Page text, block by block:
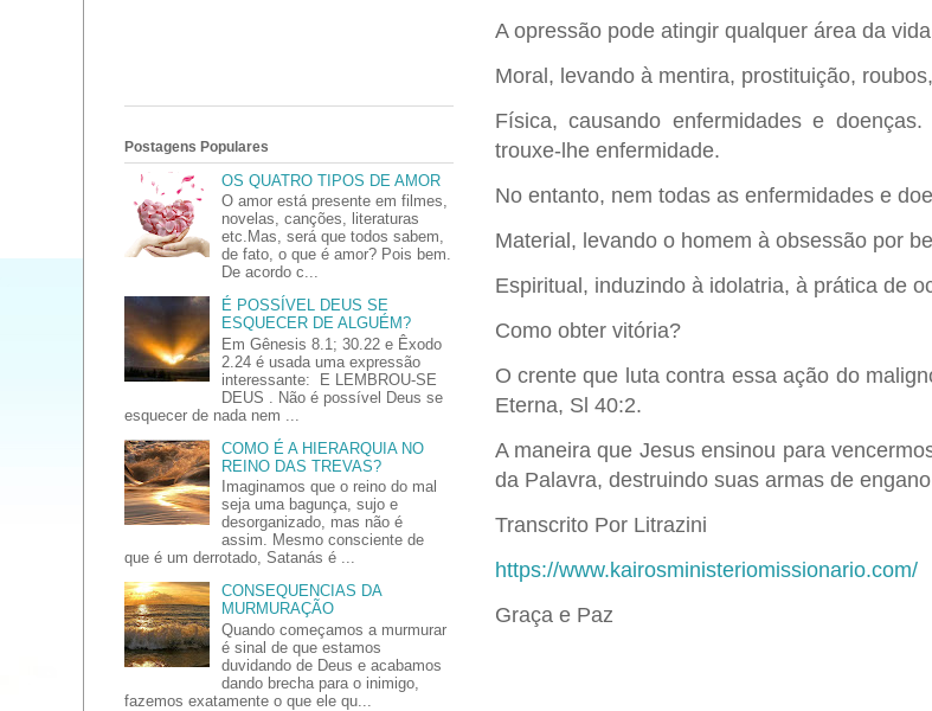
A opressão pode atingir qualquer área da
Moral, levando à mentira, prostituição,
Física, causando enfermidades e
trouxe-lhe enfermidade.
No entanto, nem todas as enfermidades e
Material, levando o homem à obsessão por
Espiritual, induzindo à idolatria, à prática de
Como obter vitória?
O crente que luta contra essa ação do
Eterna, Sl 40:2.
A maneira que Jesus ensinou para
da Palavra, destruindo suas armas de
Transcrito Por Litrazini
https://www.kairosministeriomissionario.com/
Graça e Paz
Postagens Populares
OS QUATRO TIPOS DE AMOR
O amor está presente em filmes,
novelas, canções, literaturas
etc.Mas, será que todos sabem,
de fato, o que é amor? Pois bem.
De acordo c...
É POSSÍVEL DEUS SE
ESQUECER DE ALGUÉM?
Em Gênesis 8.1; 30.22 e Êxodo
2.24 é usada uma expressão
interessante: E LEMBROU-SE
DEUS . Não é possível Deus se
esquecer de nada nem ...
COMO É A HIERARQUIA NO
REINO DAS TREVAS?
Imaginamos que o reino do mal
seja uma bagunça, sujo e
desorganizado, mas não é
assim. Mesmo consciente de
que é um derrotado, Satanás é ...
CONSEQUENCIAS DA
MURMURAÇÃO
Quando começamos a murmurar
é sinal de que estamos
duvidando de Deus e acabamos
dando brecha para o inimigo,
fazemos exatamente o que ele qu...